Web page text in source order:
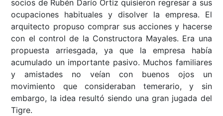
socios de Rubén Darío Ortiz quisieron regresar a sus
ocupaciones habituales y disolver la empresa. El
arquitecto propuso comprar sus acciones y hacerse
con el control de la Constructora Mayales. Era una
propuesta arriesgada, ya que la empresa había
acumulado un importante pasivo. Muchos familiares
y amistades no veían con buenos ojos un
movimiento que consideraban temerario, y sin
embargo, la idea resultó siendo una gran jugada del
Tigre.